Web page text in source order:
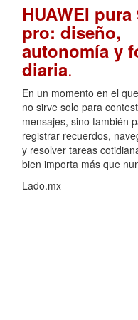
HUAWEI pura
pro: diseño,
autonomía y
diaria.
En un momento en el
no sirve solo para
mensajes, sino también
registrar recuerdos,
y resolver tareas
bien importa más que
Lado.mx